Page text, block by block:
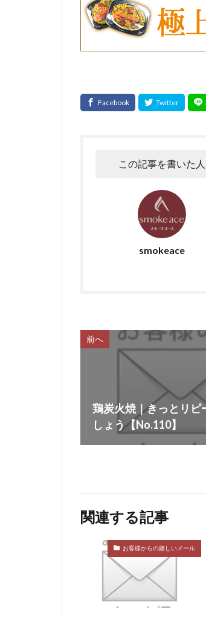
この記事を書いた人
smokeace
前へ
鶏炭火焼｜きっとリピ
しょう【No.110】
関連する記事
お客様からの嬉しいメール